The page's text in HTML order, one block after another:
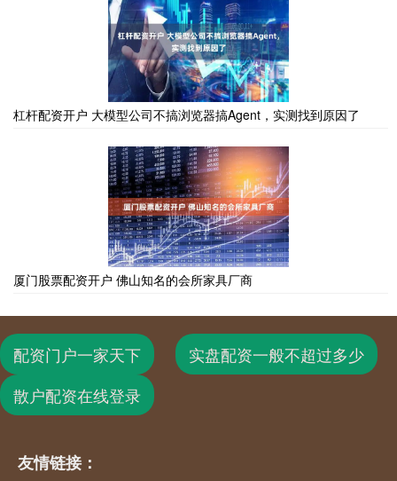
杠杆配资开户 大模型公司不搞浏览器搞Agent，实测找到原因了
厦门股票配资开户 佛山知名的会所家具厂商
配资门户一家天下
实盘配资一般不超过多少
散户配资在线登录
友情链接：